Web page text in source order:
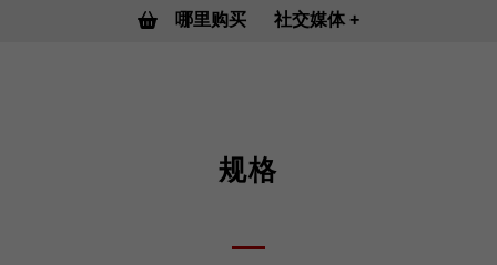
哪里购买 社交媒体
规格